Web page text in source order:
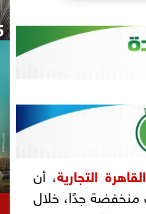
التجارية، أن
جدًا، خلال